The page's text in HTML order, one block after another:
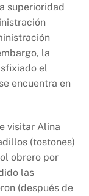
superioridad
la
el
encuentra en
visitar Alina
(tostones)
obrero por
las
(después de